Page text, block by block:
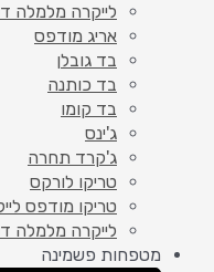
לייקרה מלמלה דו צדדי
אריג מודפס
בד גובלן
בד כותנה
בד קומו
ג'ינס
ג'קרד תחרה
טריקו לורקס
טריקו מודפס לייקרה
לייקרה מלמלה דו צדדי
מטפחות פשמינה